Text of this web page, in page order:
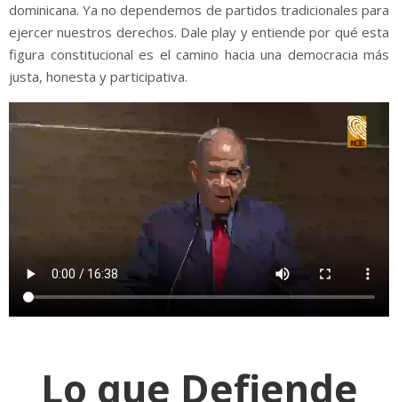
dominicana. Ya no dependemos de partidos tradicionales para
ejercer nuestros derechos. Dale play y entiende por qué esta
figura constitucional es el camino hacia una democracia más
justa, honesta y participativa.
Lo que Defiende